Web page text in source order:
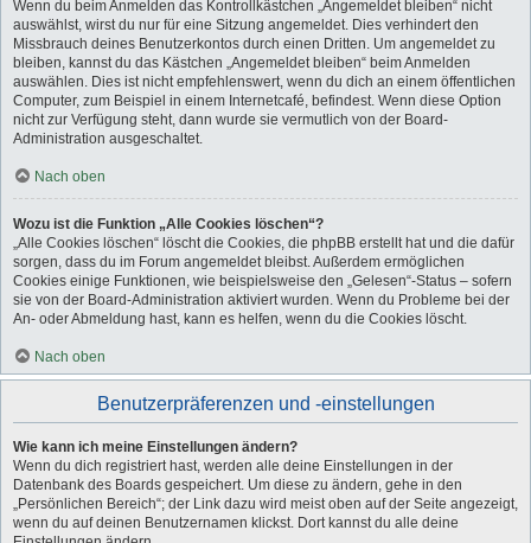
Wenn du beim Anmelden das Kontrollkästchen „Angemeldet bleiben“ nicht
auswählst, wirst du nur für eine Sitzung angemeldet. Dies verhindert den
Missbrauch deines Benutzerkontos durch einen Dritten. Um angemeldet zu
bleiben, kannst du das Kästchen „Angemeldet bleiben“ beim Anmelden
auswählen. Dies ist nicht empfehlenswert, wenn du dich an einem öffentlichen
Computer, zum Beispiel in einem Internetcafé, befindest. Wenn diese Option
nicht zur Verfügung steht, dann wurde sie vermutlich von der Board-
Administration ausgeschaltet.
Nach oben
Wozu ist die Funktion „Alle Cookies löschen“?
„Alle Cookies löschen“ löscht die Cookies, die phpBB erstellt hat und die dafür
sorgen, dass du im Forum angemeldet bleibst. Außerdem ermöglichen
Cookies einige Funktionen, wie beispielsweise den „Gelesen“-Status – sofern
sie von der Board-Administration aktiviert wurden. Wenn du Probleme bei der
An- oder Abmeldung hast, kann es helfen, wenn du die Cookies löscht.
Nach oben
Benutzerpräferenzen und -einstellungen
Wie kann ich meine Einstellungen ändern?
Wenn du dich registriert hast, werden alle deine Einstellungen in der
Datenbank des Boards gespeichert. Um diese zu ändern, gehe in den
„Persönlichen Bereich“; der Link dazu wird meist oben auf der Seite angezeigt,
wenn du auf deinen Benutzernamen klickst. Dort kannst du alle deine